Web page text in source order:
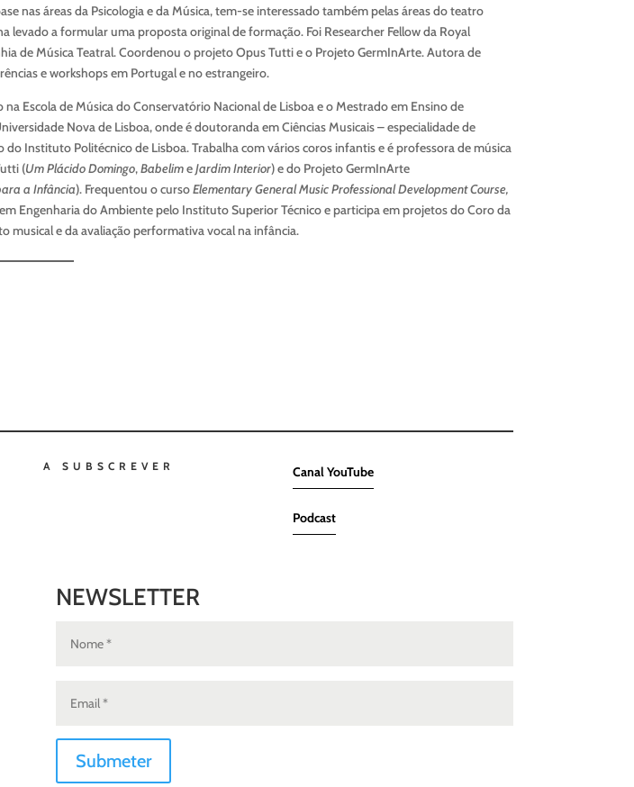
nas áreas da Psicologia e da Música, tem-se interessado também pelas áreas do teatro
a formular uma proposta original de formação. Foi Researcher Fellow da Royal
de Música Teatral. Coordenou o projeto Opus Tutti e o Projeto GermInArte. Autora de
e workshops em Portugal e no estrangeiro.
Escola de Música do Conservatório Nacional de Lisboa e o Mestrado em Ensino de
Nova de Lisboa, onde é doutoranda em Ciências Musicais – especialidade de
do Instituto Politécnico de Lisboa. Trabalha com vários coros infantis e é professora de música
(Um Plácido Domingo,BabelimeJardim Interior) e do Projeto GermInArte
a Infância). Frequentou o cursoElementary General Music Professional Development Course,
em Engenharia do Ambiente pelo Instituto Superior Técnico e participa em projetos do Coro da
musical e da avaliação performativa vocal na infância.
A SUBSCREVER Canal YouTube
Podcast
NEWSLETTER